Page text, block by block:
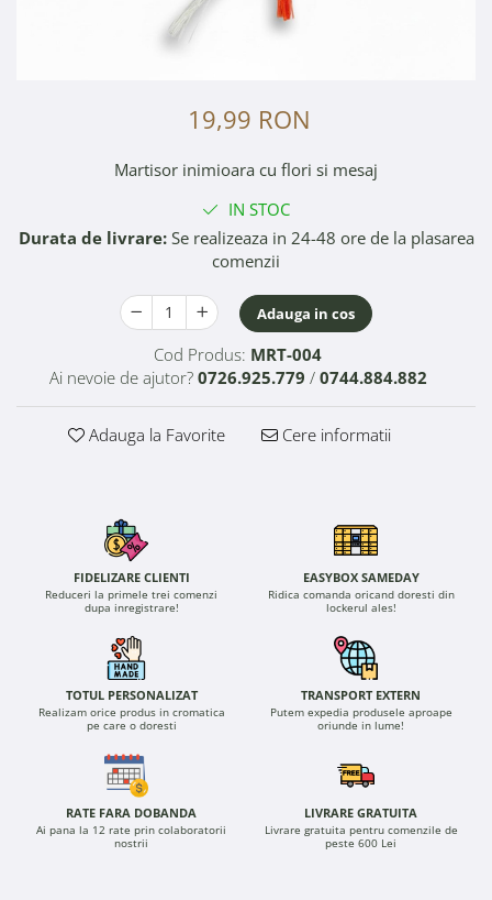
19,99 RON
Martisor inimioara cu flori si mesaj
IN STOC
Durata de livrare:Se realizeaza in 24-48 ore de la plasarea
comenzii
Adauga in cos
Cod Produs: MRT-004
Ai nevoie de ajutor? 0726.925.779 / 0744.884.882
Adauga la Favorite Cere informatii
FIDELIZARE CLIENTI
Reduceri la primele trei comenzi
dupa inregistrare!
EASYBOX SAMEDAY
Ridica comanda oricand doresti din
lockerul ales!
TOTUL PERSONALIZAT
Realizam orice produs in cromatica
pe care o doresti
TRANSPORT EXTERN
Putem expedia produsele aproape
oriunde in lume!
RATE FARA DOBANDA
Ai pana la 12 rate prin colaboratorii
nostrii
LIVRARE GRATUITA
Livrare gratuita pentru comenzile de
peste 600 Lei